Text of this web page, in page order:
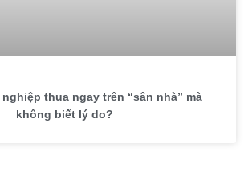
thua ngay trên “sân nhà” mà
không biết lý do?